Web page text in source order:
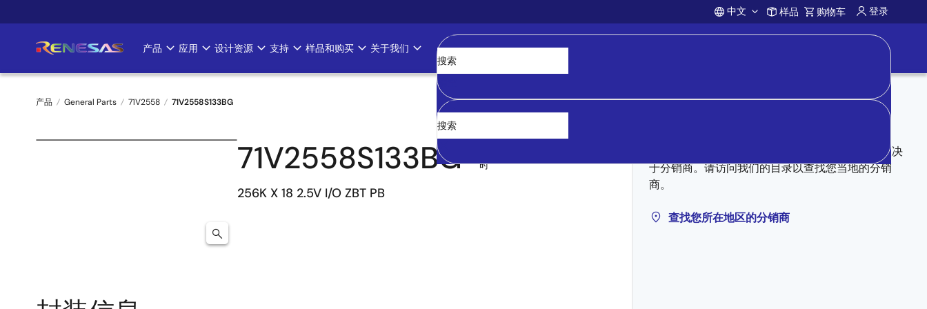
转
要
Account
中文 样品 购物车 登录
Main
navigation
产品 应用 设计资源 支持 样品和购买 关于我们
清空
面
产品 General Parts 71V2558 71V2558S133BG
71V2558S133BG
时
256K X 18 2.5V I/O ZBT PB
授权分销商可能有库存。定价、库存和条款完全取决
于分销商。请访问我们的目录以查找您当地的分销
商。
查找您所在地区的分销商